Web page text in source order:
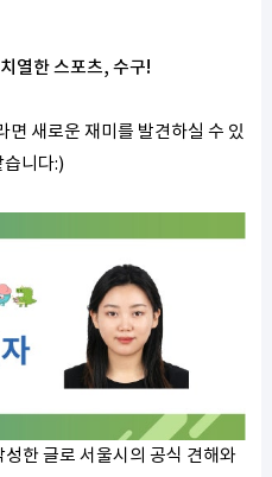
열한 스포츠, 수구!
새로운 재미를 발견하실 수 있
습니다:)
한 글로 서울시의 공식 견해와